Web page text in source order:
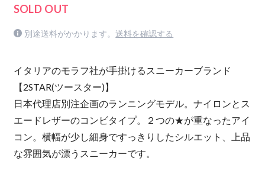
SOLD OUT
別途送料がかかります。 送料を確認する
イタリアのモラフ社が手掛けるスニーカーブランド
【2STAR(ツースター)】
日本代理店別注企画のランニングモデル。ナイロンとス
エードレザーのコンビタイプ。２つの★が重なったアイ
コン。横幅が少し細身ですっきりしたシルエット、上品
な雰囲気が漂うスニーカーです。